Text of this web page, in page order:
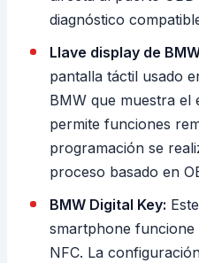
diagnóstico
Llave display de
pantalla táctil usado
BMW que muestra el
permite funciones
programación se
proceso basado en
BMW Digital Key:
smartphone funcione
NFC. La